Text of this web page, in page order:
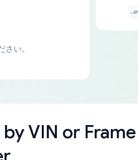
い。
byVIN or Frame